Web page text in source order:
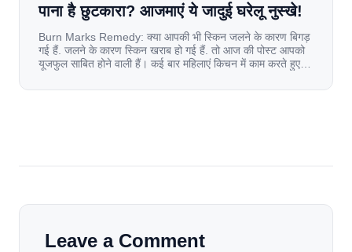
पाना है छुटकारा? आजमाएं ये जादुई घरेलू नुस्खे!
Burn Marks Remedy: क्या आपकी भी स्किन जलने के कारण बिगड़
गई हैं. जलने के कारण स्किन खराब हो गई हैं. तो आज की पोस्ट आपको
यूजफुल साबित होने वाली हैं। कई बार महिलाएं किचन में काम करते हुए
[…]
Leave a Comment